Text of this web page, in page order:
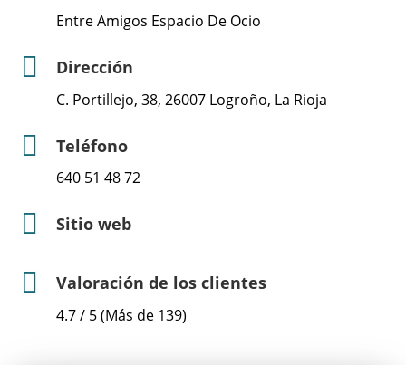
Entre Amigos Espacio De Ocio
Dirección
C. Portillejo, 38, 26007 Logroño, La Rioja
Teléfono
640 51 48 72
Sitio web
Valoración de los clientes
4.7 / 5 (Más de 139)